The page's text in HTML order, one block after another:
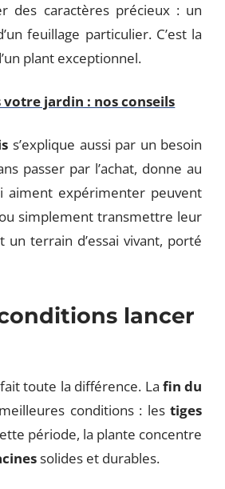
des caractères précieux : un
feuillage particulier. C’est la
plant exceptionnel.
jardin : nos conseils
s’explique aussi par un besoin
passer par l’achat, donne au
aiment expérimenter peuvent
simplement transmettre leur
un terrain d’essai vivant, porté
lancer
toute la différence. La fin du
conditions : lestiges
période, la plante concentre
solides et durables.